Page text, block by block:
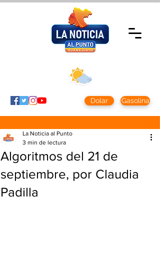
Dolar Gasolina
Algoritmos del 21 de
septiembre, por Claudia
Padilla
La Noticia al Punto
3 min de lectura